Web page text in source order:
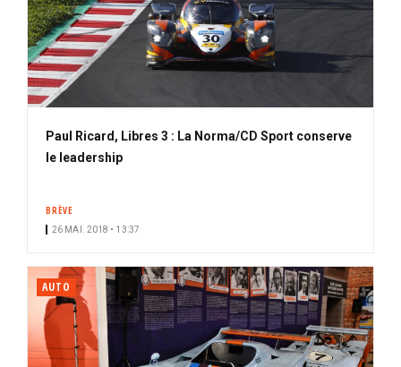
Paul Ricard, Libres 3 : La Norma/CD Sport conserve
le leadership
BRÈVE
26 MAI. 2018 • 13:37
AUTO